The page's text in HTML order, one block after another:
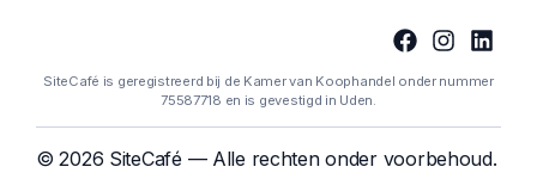
SiteCafé is geregistreerd bij de Kamer van Koophandel onder nummer
75587718 en is gevestigd in Uden.
© 2026 SiteCafé — Alle rechten onder voorbehoud.